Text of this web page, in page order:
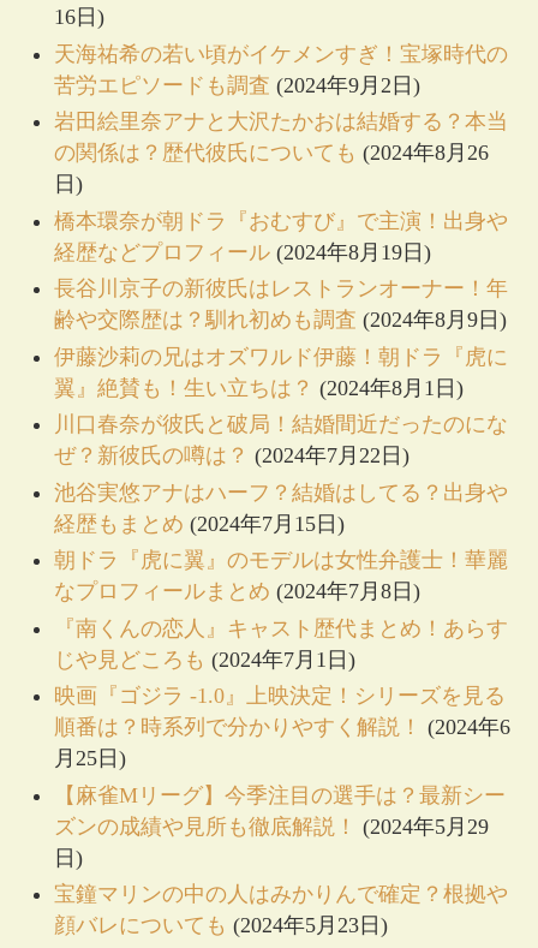
16日)
天海祐希の若い頃がイケメンすぎ！宝塚時代の
苦労エピソードも調査 (2024年9月2日)
岩田絵里奈アナと大沢たかおは結婚する？本当
の関係は？歴代彼氏についても (2024年8月26
日)
橋本環奈が朝ドラ『おむすび』で主演！出身や
経歴などプロフィール (2024年8月19日)
長谷川京子の新彼氏はレストランオーナー！年
齢や交際歴は？馴れ初めも調査 (2024年8月9日)
伊藤沙莉の兄はオズワルド伊藤！朝ドラ『虎に
翼』絶賛も！生い立ちは？ (2024年8月1日)
川口春奈が彼氏と破局！結婚間近だったのにな
ぜ？新彼氏の噂は？ (2024年7月22日)
池谷実悠アナはハーフ？結婚はしてる？出身や
経歴もまとめ (2024年7月15日)
朝ドラ『虎に翼』のモデルは女性弁護士！華麗
なプロフィールまとめ (2024年7月8日)
『南くんの恋人』キャスト歴代まとめ！あらす
じや見どころも (2024年7月1日)
映画『ゴジラ -1.0』上映決定！シリーズを見る
順番は？時系列で分かりやすく解説！
(2024年6
月25日)
【麻雀Mリーグ】今季注目の選手は？最新シー
ズンの成績や見所も徹底解説！
(2024年5月29
日)
宝鐘マリンの中の人はみかりんで確定？根拠や
顔バレについても (2024年5月23日)